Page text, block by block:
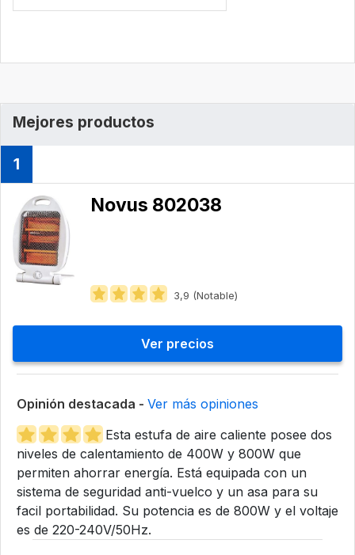
Mejores productos
1
Novus 802038
3,9 (Notable)
Ver precios
Opinión destacada - Ver más opiniones
Esta estufa de aire caliente posee dos
niveles de calentamiento de 400W y 800W que
permiten ahorrar energía. Está equipada con un
sistema de seguridad anti-vuelco y un asa para su
facil portabilidad. Su potencia es de 800W y el voltaje
es de 220-240V/50Hz.